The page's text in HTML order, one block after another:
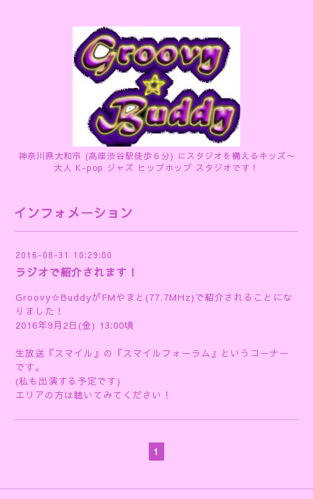
神奈川県大和市 (高座渋谷駅徒歩６分) にスタジオを構えるキッズ〜
大人 K-pop ジャズ ヒップホップ スタジオです！
インフォメーション
2016-08-31 10:29:00
ラジオで紹介されます！
Groovy☆BuddyがFMやまと(77.7MHz)で紹介されることにな
りました！
2016年9月2日(金) 13:00頃
生放送『スマイル』の『スマイルフォーラム』というコーナー
です。
(私も出演する予定です)
エリアの方は聴いてみてください！
1